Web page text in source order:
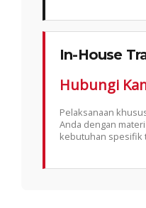
In-House
Hubungi
Pelaksanaan
Anda dengan
kebutuhan spesifik